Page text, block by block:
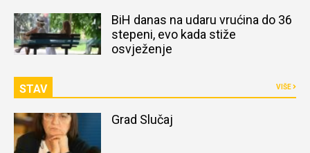
BiH danas na udaru vrućina do 36
stepeni, evo kada stiže
osvježenje
STAV VIŠE
Grad Slučaj